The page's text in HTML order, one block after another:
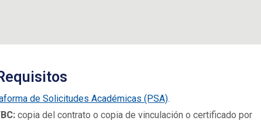
de Solicitudes Académicas (PSA).
copia del contrato o copia de vinculación o certificado por